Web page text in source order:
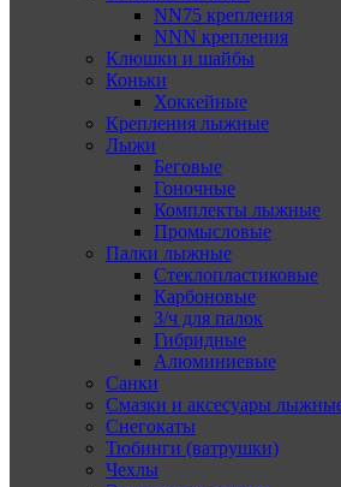
NN75 крепления
NNN крепления
Клюшки и шайбы
Коньки
Хоккейные
Крепления лыжные
Лыжи
Беговые
Гоночные
Комплекты лыжные
Промысловые
Палки лыжные
Стеклопластиковые
Карбоновые
З/ч для палок
Гибридные
Алюминиевые
Санки
Смазки и аксесуары
Снегокаты
Тюбинги (ватрушки)
Чехлы